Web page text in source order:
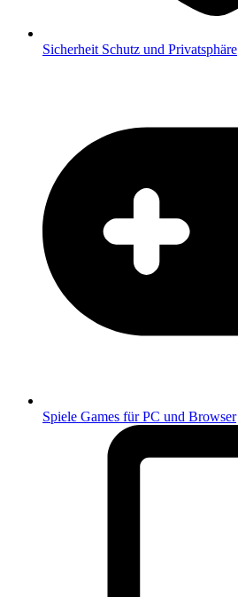
Sicherheit Schutz und Privatsphäre
Spiele Games für PC und Browser